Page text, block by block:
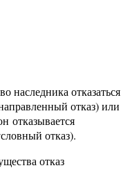
наследника отказаться
отказ) или
отказывается
отказ).
отказ